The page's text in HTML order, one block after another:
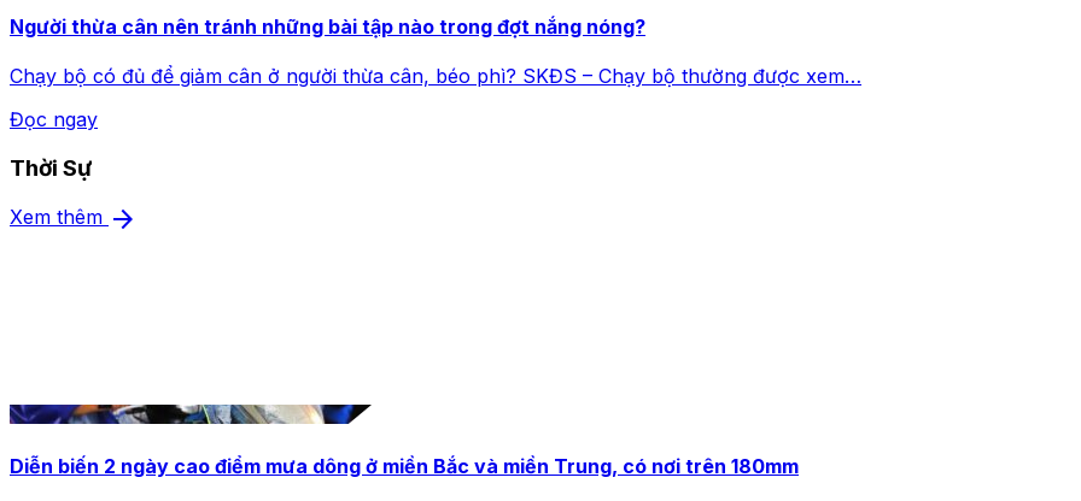
Người thừa cân nên tránh những bài tập nào trong đợt nắng nóng?
Chạy bộ có đủ để giảm cân ở người thừa cân, béo phì? SKĐS – Chạy bộ thường được xem…
Đọc ngay
Thời Sự
Xem thêm arrow_forward
Diễn biến 2 ngày cao điểm mưa dông ở miền Bắc và miền Trung, có nơi trên 180mm